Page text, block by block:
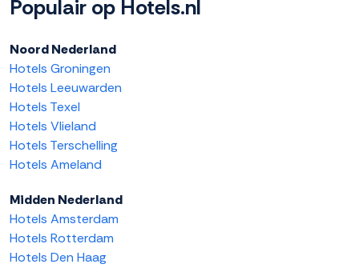
Populair op Hotels.nl
Noord Nederland
Hotels Groningen
Hotels Leeuwarden
Hotels Texel
Hotels Vlieland
Hotels Terschelling
Hotels Ameland
Midden Nederland
Hotels Amsterdam
Hotels Rotterdam
Hotels Den Haag